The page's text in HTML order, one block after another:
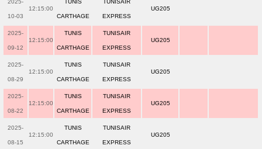
2025-
10-03
12:15:00
TUNIS
CARTHAGE
TUNISAIR
EXPRESS
UG205
2025-
09-12
12:15:00
TUNIS
CARTHAGE
TUNISAIR
EXPRESS
UG205
2025-
08-29
12:15:00
TUNIS
CARTHAGE
TUNISAIR
EXPRESS
UG205
2025-
08-22
12:15:00
TUNIS
CARTHAGE
TUNISAIR
EXPRESS
UG205
2025-
08-15
12:15:00
TUNIS
CARTHAGE
TUNISAIR
EXPRESS
UG205